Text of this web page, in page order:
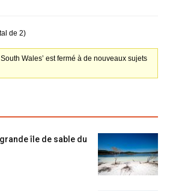
de 2)
Wales’ est fermé à de nouveaux sujets
île de sable du